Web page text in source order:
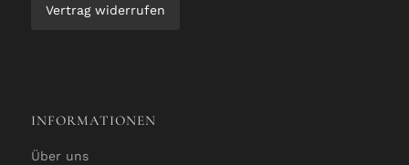
Vertrag widerrufen
INFORMATIONEN
Über uns